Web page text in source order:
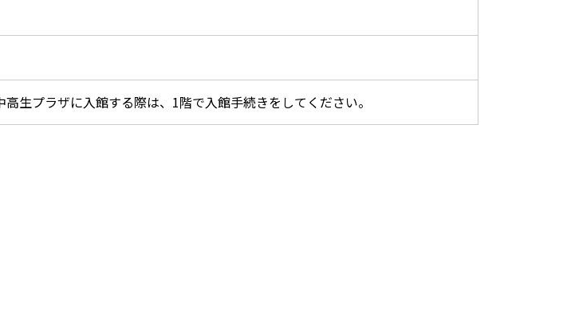
高生プラザに入館する際は、1階で入館手続きをしてください。